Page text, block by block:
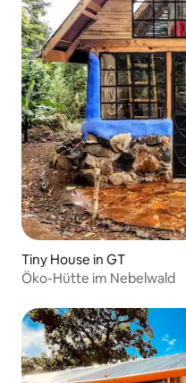
Tiny House in GT
Öko-Hütte im Nebelwald